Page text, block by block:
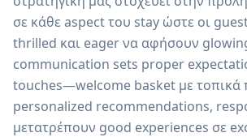
σε κάθε aspect του stay ώστε οι
thrilled και eager να αφήσουν
communication sets proper
touches—welcome basket με τοπικά
personalized recommendations,
μετατρέπουν good experiences σε